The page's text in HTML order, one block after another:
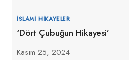
İSLAMI HIKAYELER
‘Dört Çubuğun Hikayesi’
Kasım 25, 2024